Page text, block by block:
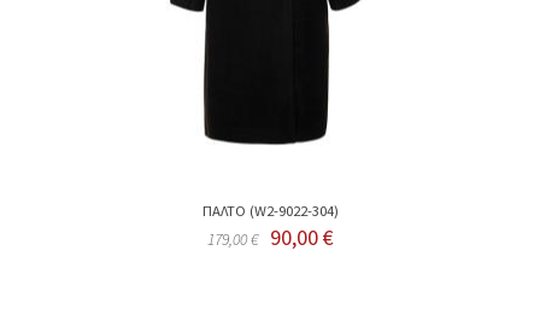
ΠΑΛΤΟ (W2-9022-304)
179,00 € 90,00 €